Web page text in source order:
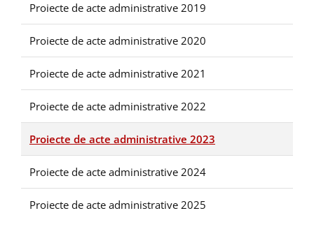
Proiecte de acte administrative 2019
Proiecte de acte administrative 2020
Proiecte de acte administrative 2021
Proiecte de acte administrative 2022
Proiecte de acte administrative 2023
Proiecte de acte administrative 2024
Proiecte de acte administrative 2025